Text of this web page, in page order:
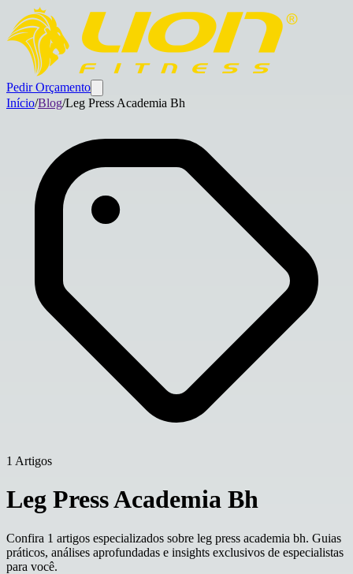
Pedir Orçamento
Início/Blog/Leg Press Academia Bh
1 Artigos
Leg Press Academia Bh
Confira 1 artigos especializados sobre leg press academia bh. Guias
práticos, análises aprofundadas e insights exclusivos de especialistas
para você.